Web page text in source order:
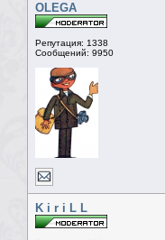
OLEGA
Репутация: 1338
Сообщений: 9950
K i r i L L